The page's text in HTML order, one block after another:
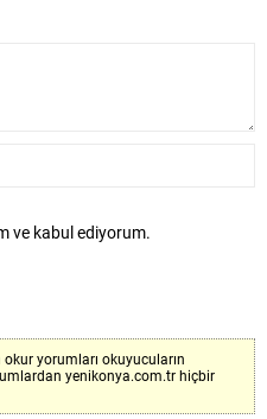
ve kabul ediyorum.
yorumları okuyucuların
yenikonya.com.tr hiçbir